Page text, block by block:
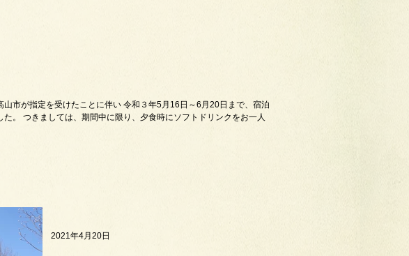
市が指定を受けたことに伴い 令和３年5月16日～6月20日まで、宿泊
。 つきましては、期間中に限り、夕食時にソフトドリンクをお一人
2021年4月20日